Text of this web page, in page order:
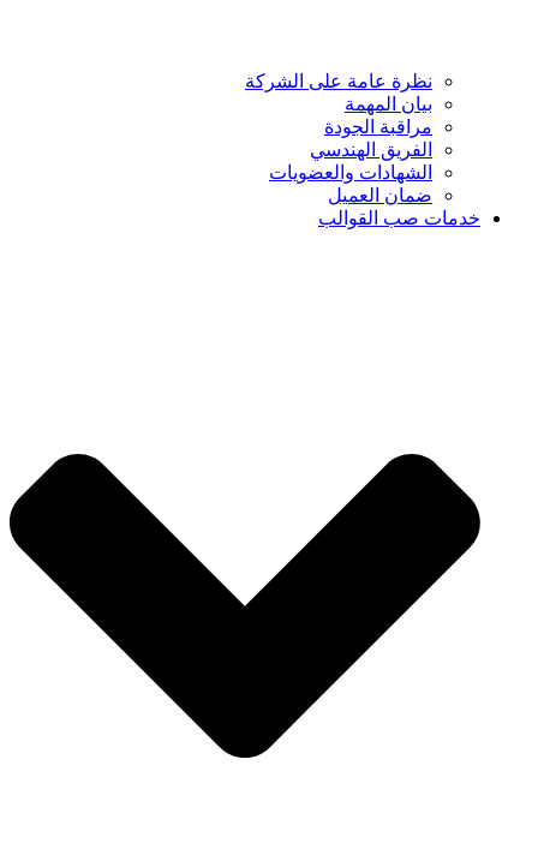
نظرة عامة على الشركة
بيان المهمة
مراقبة الجودة
الفريق الهندسي
الشهادات والعضويات
ضمان العميل
خدمات صب القوالب